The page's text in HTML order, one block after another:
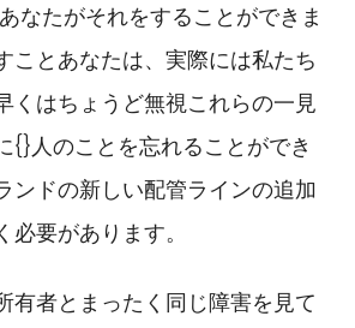
なたがそれをすることができま
ことあなたは、実際には私たち
くはちょうど無視これらの一見
{}人のことを忘れることができ
ンドの新しい配管ラインの追加
必要があります。
有者とまったく同じ障害を見て